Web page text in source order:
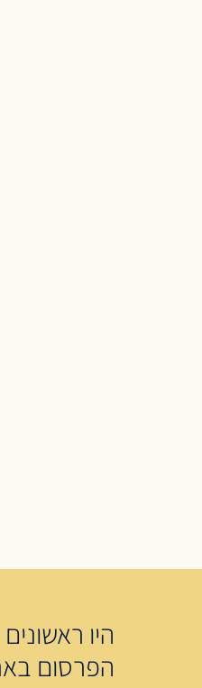
היו
הפרסום